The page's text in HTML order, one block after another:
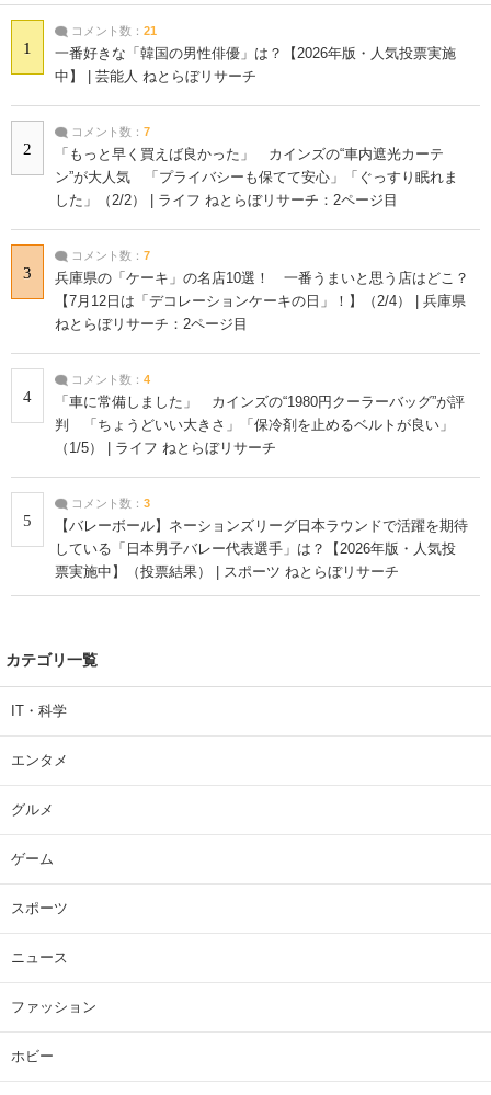
1
コメント数： 21
一番好きな「韓国の男性俳優」は？【2026年版・人気投票実施
中】 | 芸能人 ねとらぼリサーチ
2
コメント数： 7
「もっと早く買えば良かった」 カインズの“車内遮光カーテ
ン”が大人気 「プライバシーも保てて安心」「ぐっすり眠れま
した」（2/2） | ライフ ねとらぼリサーチ：2ページ目
3
コメント数： 7
兵庫県の「ケーキ」の名店10選！ 一番うまいと思う店はどこ？
【7月12日は「デコレーションケーキの日」！】（2/4） | 兵庫県
ねとらぼリサーチ：2ページ目
4
コメント数： 4
「車に常備しました」 カインズの“1980円クーラーバッグ”が評
判 「ちょうどいい大きさ」「保冷剤を止めるベルトが良い」
（1/5） | ライフ ねとらぼリサーチ
5
コメント数： 3
【バレーボール】ネーションズリーグ日本ラウンドで活躍を期待
している「日本男子バレー代表選手」は？【2026年版・人気投
票実施中】（投票結果） | スポーツ ねとらぼリサーチ
カテゴリ一覧
IT・科学
エンタメ
グルメ
ゲーム
スポーツ
ニュース
ファッション
ホビー